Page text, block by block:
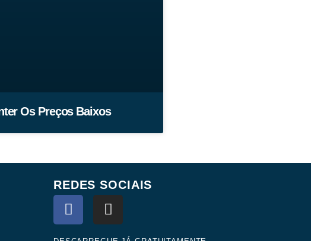
Os Preços Baixos
REDES SOCIAIS
F
a
c
I
n
s